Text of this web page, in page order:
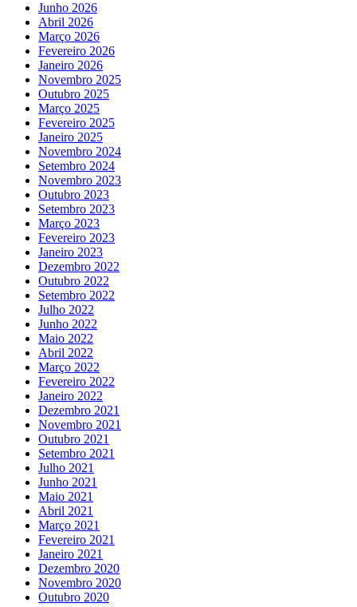
Junho 2026
Abril 2026
Março 2026
Fevereiro 2026
Janeiro 2026
Novembro 2025
Outubro 2025
Março 2025
Fevereiro 2025
Janeiro 2025
Novembro 2024
Setembro 2024
Novembro 2023
Outubro 2023
Setembro 2023
Março 2023
Fevereiro 2023
Janeiro 2023
Dezembro 2022
Outubro 2022
Setembro 2022
Julho 2022
Junho 2022
Maio 2022
Abril 2022
Março 2022
Fevereiro 2022
Janeiro 2022
Dezembro 2021
Novembro 2021
Outubro 2021
Setembro 2021
Julho 2021
Junho 2021
Maio 2021
Abril 2021
Março 2021
Fevereiro 2021
Janeiro 2021
Dezembro 2020
Novembro 2020
Outubro 2020